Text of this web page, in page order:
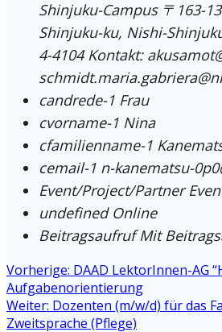
Shinjuku-Campus 〒163-
Shinjuku-ku, Nishi-
4-4104 Kontakt:
candrede-1 Frau
cvorname-1 Nina
cfamilienname-1
cemail-1 n-kanematsu-
Event/Project/Partner
undefined Online
Beitragsaufruf Mit
Beitragsnavigation
Vorherige: Vorheriger
Beitrag:
DAAD LektorInnen-AG
Aufgabenorientierung
Weiter: Nächster
Beitrag:
Dozenten (m/w/d) für das
Zweitsprache (Pflege)